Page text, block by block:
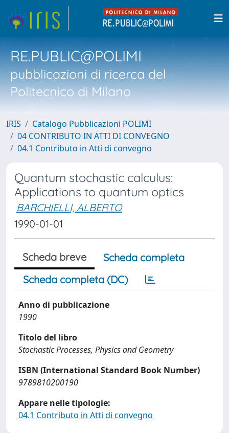
RE.PUBLIC@POLIMI
pubblicazioni di ricerca del
Politecnico di Milano
IRIS
Catalogo Pubblicazioni POLIMI
04 CONTRIBUTO IN ATTI DI CONVEGNO
04.1 Contributo in Atti di convegno
Quantum stochastic calculus:
Applications to quantum optics
BARCHIELLI, ALBERTO
1990-01-01
Scheda breve
Scheda completa
Scheda completa (DC)
Anno di pubblicazione
1990
Titolo del libro
Stochastic Processes, Physics and Geometry
ISBN (International Standard Book Number)
9789810200190
Appare nelle tipologie:
04.1 Contributo in Atti di convegno